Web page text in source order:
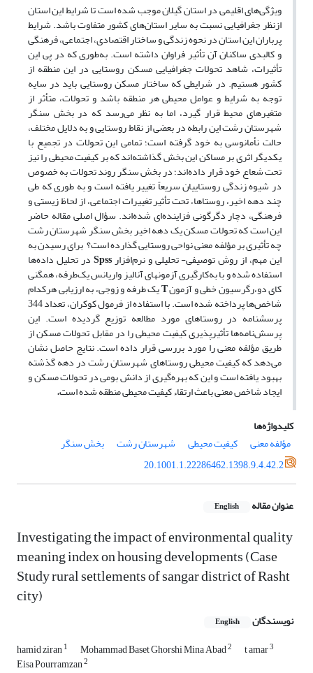
ویژگی‌های اقلیمی در استان گیلان موجب شده است تا شرایط این استان
ازنظر جغرافیایی نسبت به سایر استان‌های کشور متفاوت باشد. شرایط
پرباران این استان در نحوه زندگی و ساختار اقتصادی، اجتماعی، فرهنگی
و کالبدی ساکنان آن تأثیر فراوان داشته است. به‌طوری که در پی این
تأثیرات، شاهد تحولات جغرافیایی مسکن روستایی در این منطقه از
کشور هستیم. در شرایطی که ساختار مسکن روستایی باید در سایه
توجه به شرایط و عوامل محیطی هر منطقه باشد و تحولات، متأثر از
متغیرهای محیط قرار گیرد، اما به نظر می‌رسد که در بخش سنگر
شهرستان رشت این رابطه در بعضی از نقاط روستایی و به دلایل مختلف،
حالت نأمانوسی به خود گرفته است؛ تمامی این تحولات در تجمیع با
یکدیگر اثری بر مساکن این بخش گذاشته‌اند که بر کیفیت محیطی را نیز
تحت شعاع خود قرار داده‌اند؛ در بخش سنگر روند تحولات به ‌خصوص
در شیوه زندگی روستاییان سریعاً تغییر یافته است و به طوری که طی
چند دهه اخیر، روستاها، تحت تأثیر تغییرات اجتماعی، از لحاظ زیستی و
فرهنگی، دچار دگرگونی فزاینده‌ای شده‌اند. سؤال اصلی مقاله حاضر
این است که تحولات مسکن یک دهه اخیر بخش سنگر شهرستان رشت
چه تأثیری بر مؤلفه معنی نواحی روستایی گذارده است؟ برایرسیدنبه
اینمهم، ازروشتوصیفی-تحلیلیونرم‌افزارSpss درتحلیلداده‌ها
استفادهشدهوبابه‌کارگیریآزمونهایآنالیزواریانس یک‌طرفه، همگنی
کای دو،رگرسیون خطیو آزمونTیک‌ طرفه و زوجی،بهارزیابیهرکدام
شاخص‌هاپرداختهشدهاست. بااستفادهازفرمول کوکران،تعداد344
پرسشنامه در روستاهای مورد مطالعه توزیع گردیده است. این
پرسش‌نامه‌ها تأثیرپذیری کیفیتمحیطی را در مقابل تحولات مسکن از
طریق مؤلفه معنی را مورد بررسی قرار داده است. نتایج حاصل نشان
می‌دهد که کیفیت محیطی روستاهای شهرستان رشت در دهه گذشته
بهبود یافته است و این که بهره‌گیری از دانش بومی در تحولات مسکن و
ایجاد شاخص معنی باعث ارتقاء کیفیت محیطی منطقه شده است.
کلیدواژه‌ها
مؤلفه معنی
کیفیت محیطی شهرستان رشت
بخش سنگر
20.1001.1.22286462.1398.9.4.42.2
عنوان مقاله English
Investigating the impact of environmental quality
meaning index on housing developments (Case
Study rural settlements of sangar district of Rasht
city)
نویسندگان English
hamid ziran1 Mohammad Baset Ghorshi Mina Abad2 t amar3
Eisa Pourramzan2